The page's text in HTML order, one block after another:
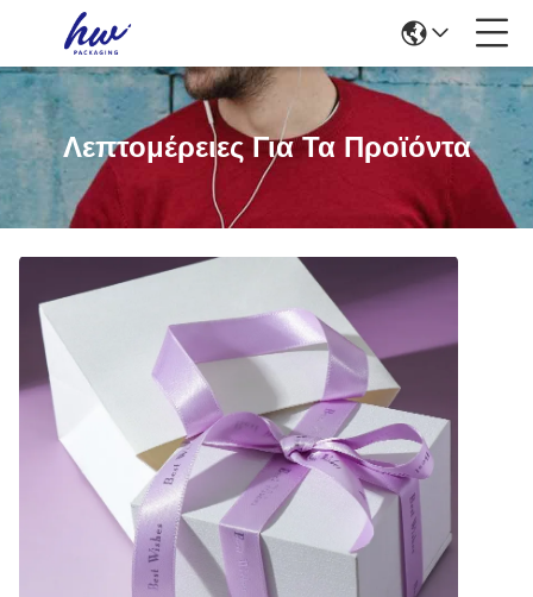
Λεπτομέρειες Για Τα Προϊόντα